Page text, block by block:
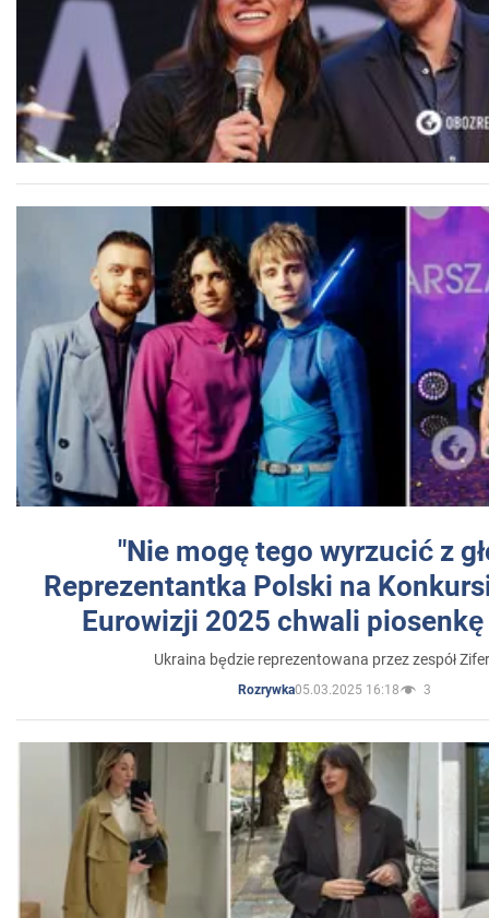
"Nie mogę tego wyrzucić z
Reprezentantka Polski na
Eurowizji 2025 chwali
Ukraina będzie reprezentowana przez zespół
Rozrywka05.03.2025 16:18 3